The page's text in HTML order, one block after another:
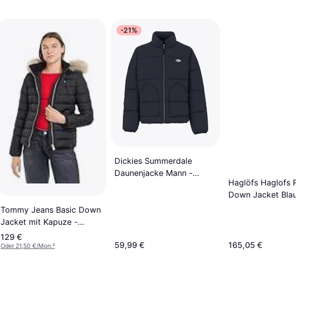
Tommy Jeans Basic Down
Jacket mit Kapuze -
Schwarz
129 €
Oder 21,50 €/Mon.²
-21%
Dickies Summerdale
Daunenjacke Mann -
59,99 €
Haglöfs Haglofs Roc
Down Jacket Blau
165,05 €